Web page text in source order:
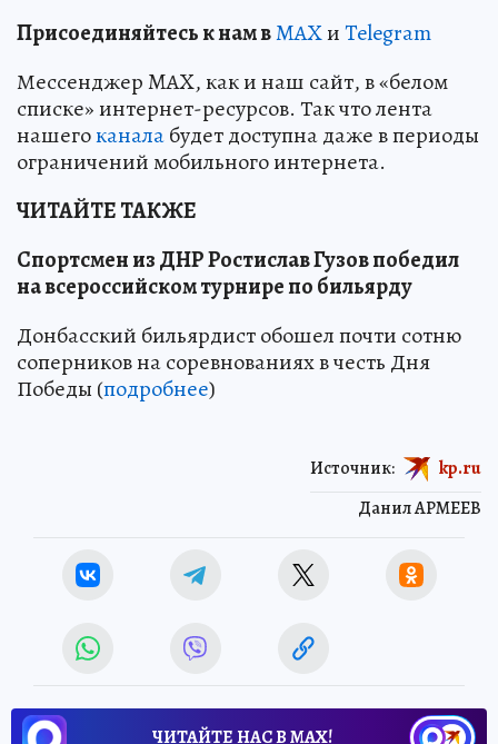
Присоединяйтесь к нам вMAXиTelegram
Мессенджер MAX, как и наш сайт, в «белом
списке» интернет-ресурсов. Так что лента
нашегоканалабудет доступна даже в периоды
ограничений мобильного интернета.
ЧИТАЙТЕ ТАКЖЕ
Спортсмен из ДНР Ростислав Гузов победил
на всероссийском турнире по бильярду
Донбасский бильярдист обошел почти сотню
соперников на соревнованиях в честь Дня
Победы (подробнее)
Данил АРМЕЕВ
Источник: kp.ru
ЧИТАЙТЕ НАС В МАХ!